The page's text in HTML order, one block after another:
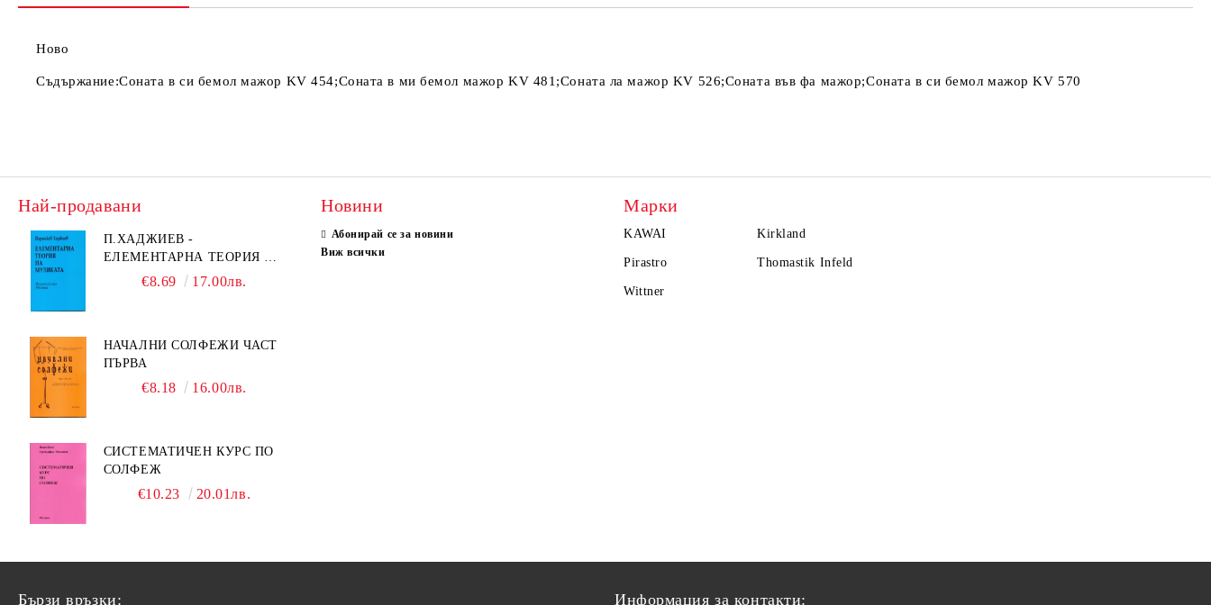
Ново
Съдържание:Соната в си бемол мажор KV 454;Соната в ми бемол мажор KV 481;Соната ла мажор KV 526;Соната във фа мажор;Соната в си бемол мажор KV 570
Най-продавани
П.ХАДЖИЕВ -
ЕЛЕМЕНТАРНА ТЕОРИЯ НА
МУЗИКАТА
€8.69 17.00лв.
НАЧАЛНИ СОЛФЕЖИ ЧАСТ
ПЪРВА
€8.18 16.00лв.
СИСТЕМАТИЧЕН КУРС ПО
СОЛФЕЖ
€10.23 20.01лв.
Новини
Абонирай се за новини
Виж всички
Марки
KAWAI Kirkland
Pirastro Thomastik Infeld
Wittner
Бързи връзки: Информация за контакти: